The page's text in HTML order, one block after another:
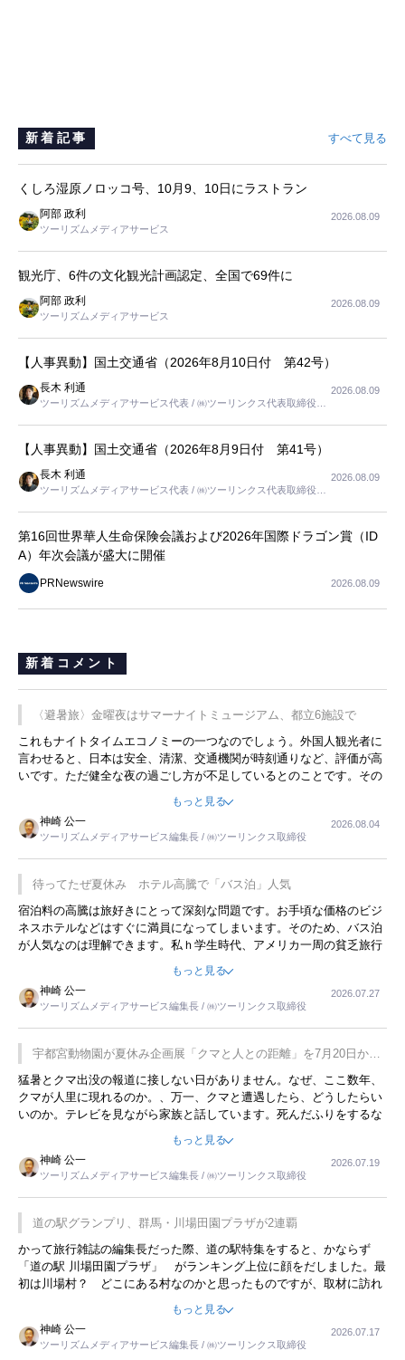
新着記事 すべて見る
くしろ湿原ノロッコ号、10月9、10日にラストラン
阿部 政利
ツーリズムメディアサービス
2026.08.09
観光庁、6件の文化観光計画認定、全国で69件に
阿部 政利
ツーリズムメディアサービス
2026.08.09
【人事異動】国土交通省（2026年8月10日付 第42号）
長木 利通
ツーリズムメディアサービス代表 / ㈱ツーリンクス代表取締役社
2026.08.09
【人事異動】国土交通省（2026年8月9日付 第41号）
長木 利通
ツーリズムメディアサービス代表 / ㈱ツーリンクス代表取締役社
2026.08.09
第16回世界華人生命保険会議および2026年国際ドラゴン賞（ID
A）年次会議が盛大に開催
PRNewswire 2026.08.09
新着コメント
〈避暑旅〉金曜夜はサマーナイトミュージアム、都立6施設で
これもナイトタイムエコノミーの一つなのでしょう。外国人観光者に
言わせると、日本は安全、清潔、交通機関が時刻通りなど、評価が高
いです。ただ健全な夜の過ごし方が不足しているとのことです。その
限らず外国人にとっても楽しみが増えるでしょうね。
もっと見る
神崎 公一
ツーリズムメディアサービス編集長 / ㈱ツーリンクス取締役
2026.08.04
待ってたぜ夏休み ホテル高騰で「バス泊」人気
宿泊料の高騰は旅好きにとって深刻な問題です。お手頃な価格のビジ
ネスホテルなどはすぐに満員になってしまいます。そのため、バス泊
が人気なのは理解できます。私ｈ学生時代、アメリカ一周の貧乏旅行
用してホテル代を浮かせていました。ただし、若いからできたことで
す。若い人が夜行バスで京都に行った、青森に行ったと聞くと、疲れ
が残らないのかなと思ってしまいます。
もっと見る
神崎 公一
ツーリズムメディアサービス編集長 / ㈱ツーリンクス取締役
2026.07.27
宇都宮動物園が夏休み企画展「クマと人との距離」を7月20日から
開催
猛暑とクマ出没の報道に接しない日がありません。なぜ、ここ数年、
クマが人里に現れるのか。、万一、クマと遭遇したら、どうしたらい
いのか。テレビを見ながら家族と話しています。死んだふりをするな
もっと見る
神崎 公一
ツーリズムメディアサービス編集長 / ㈱ツーリンクス取締役
2026.07.19
道の駅グランプリ、群馬・川場田園プラザが2連覇
かって旅行雑誌の編集長だった際、道の駅特集をすると、かならず
「道の駅 川場田園プラザ」 がランキング上位に顔をだしました。最
初は川場村？ どこにある村なのかと思ったものですが、取材に訪れ
した。プレゼンも巧みで、今でも思い出すことが２つあります。一つ
は、従業員に東京ディズニーランドを見学させ、サービス業、接客業
の何かを理解してもらっていることです。 もう一つは1800円もする
もっと見る
神崎 公一
ツーリズムメディアサービス編集長 / ㈱ツーリンクス取締役
2026.07.17